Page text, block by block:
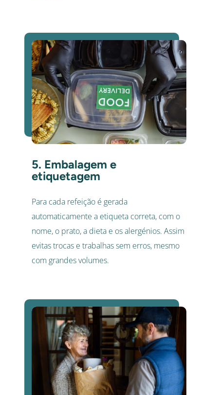
5. Embalagem e
etiquetagem
Para cada refeição é gerada
automaticamente a etiqueta correta, com o
nome, o prato, a dieta e os alergénios. Assim
evitas trocas e trabalhas sem erros, mesmo
com grandes volumes.